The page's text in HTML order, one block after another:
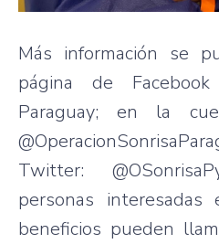
Más información se
página de Facebook
Paraguay; en la
Twitter:
personas
beneficios pueden